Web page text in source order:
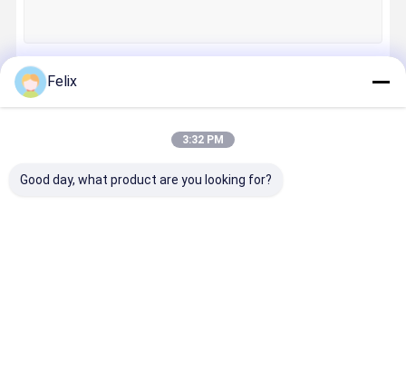
Felix
3:32 PM
Good day, what product are you looking for?